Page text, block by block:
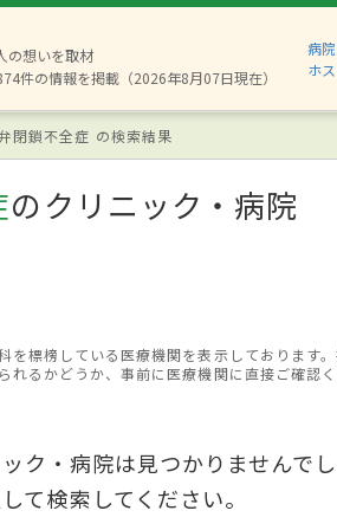
の想いを取材
件の情報を掲載（2026年8月07日現在）
病
ホ
閉鎖不全症 の検索結果
のクリニック・病院
標榜している医療機関を表示しております
るかどうか、事前に医療機関に直接ご確認く
ク・病院は見つかりませんでし
て検索してください。